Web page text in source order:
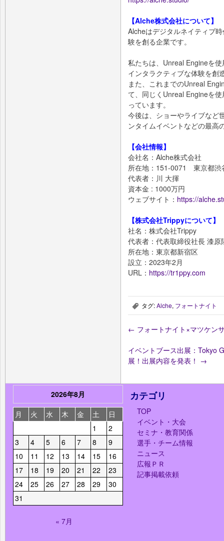
【Alche株式会社について】
Alcheはデジタルネイティブ
験を創る企業です。
私たちは、Unreal Engineを
インタラクティブな体験を創
また、これまでのUnreal
て、同じくUnreal Engineを
っています。
今後は、ショーやライブなど
ンタイムイベントなどの最高
【会社情報】
会社名：Alche株式会社
所在地：151-0071 東京都渋
代表者：川 ⼤揮
資本⾦ : 1000万円
ウェブサイト： https://
【株式会社Trippyについて】
社名：株式会社Trippy
代表者：代表取締役社長 漆原
所在地：東京都新宿区
設立：2023年2月
URL： https://tr1ppy.com
, タグ:Alche, フォートナイト
← フォートナイト×マツケン
イベントブース出展：Tokyo
展！出展内容を発表！ →
2026年8月
月
火 水 木 金 土
日
1
2
3
4 5 6 7 8
9
10
11 12 13 14 15
16
17
18 19 20 21 22
23
24
25 26 27 28 29
30
31
« 7月
カテゴリ
TOP
イベント・大会
セミナ・教育関係
選手・チーム情報
ニュース
広報ＰＲ
記事掲載依頼